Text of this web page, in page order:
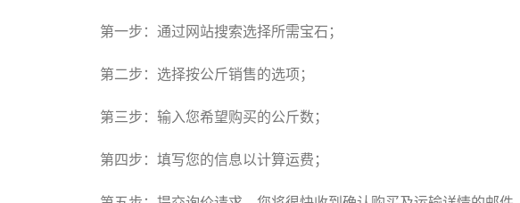
第一步：通过网站搜索选择所需宝石；
第二步：选择按公斤销售的选项；
第三步：输入您希望购买的公斤数；
第四步：填写您的信息以计算运费；